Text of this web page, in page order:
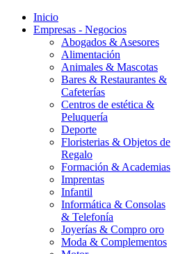
Inicio
Empresas - Negocios
Abogados & Asesores
Alimentación
Animales & Mascotas
Bares & Restaurantes &
Cafeterías
Centros de estética &
Peluquería
Deporte
Floristerias & Objetos de
Regalo
Formación & Academias
Imprentas
Infantil
Informática & Consolas
& Telefonía
Joyerías & Compro oro
Moda & Complementos